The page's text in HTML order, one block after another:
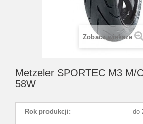
Zobacz większe
Metzeler SPORTEC M3 M/
58W
Rok produkcji: do